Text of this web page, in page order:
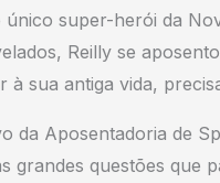
super-herói da
Reilly se
à sua antiga vida,
da Aposentadoria de
grandes questões que